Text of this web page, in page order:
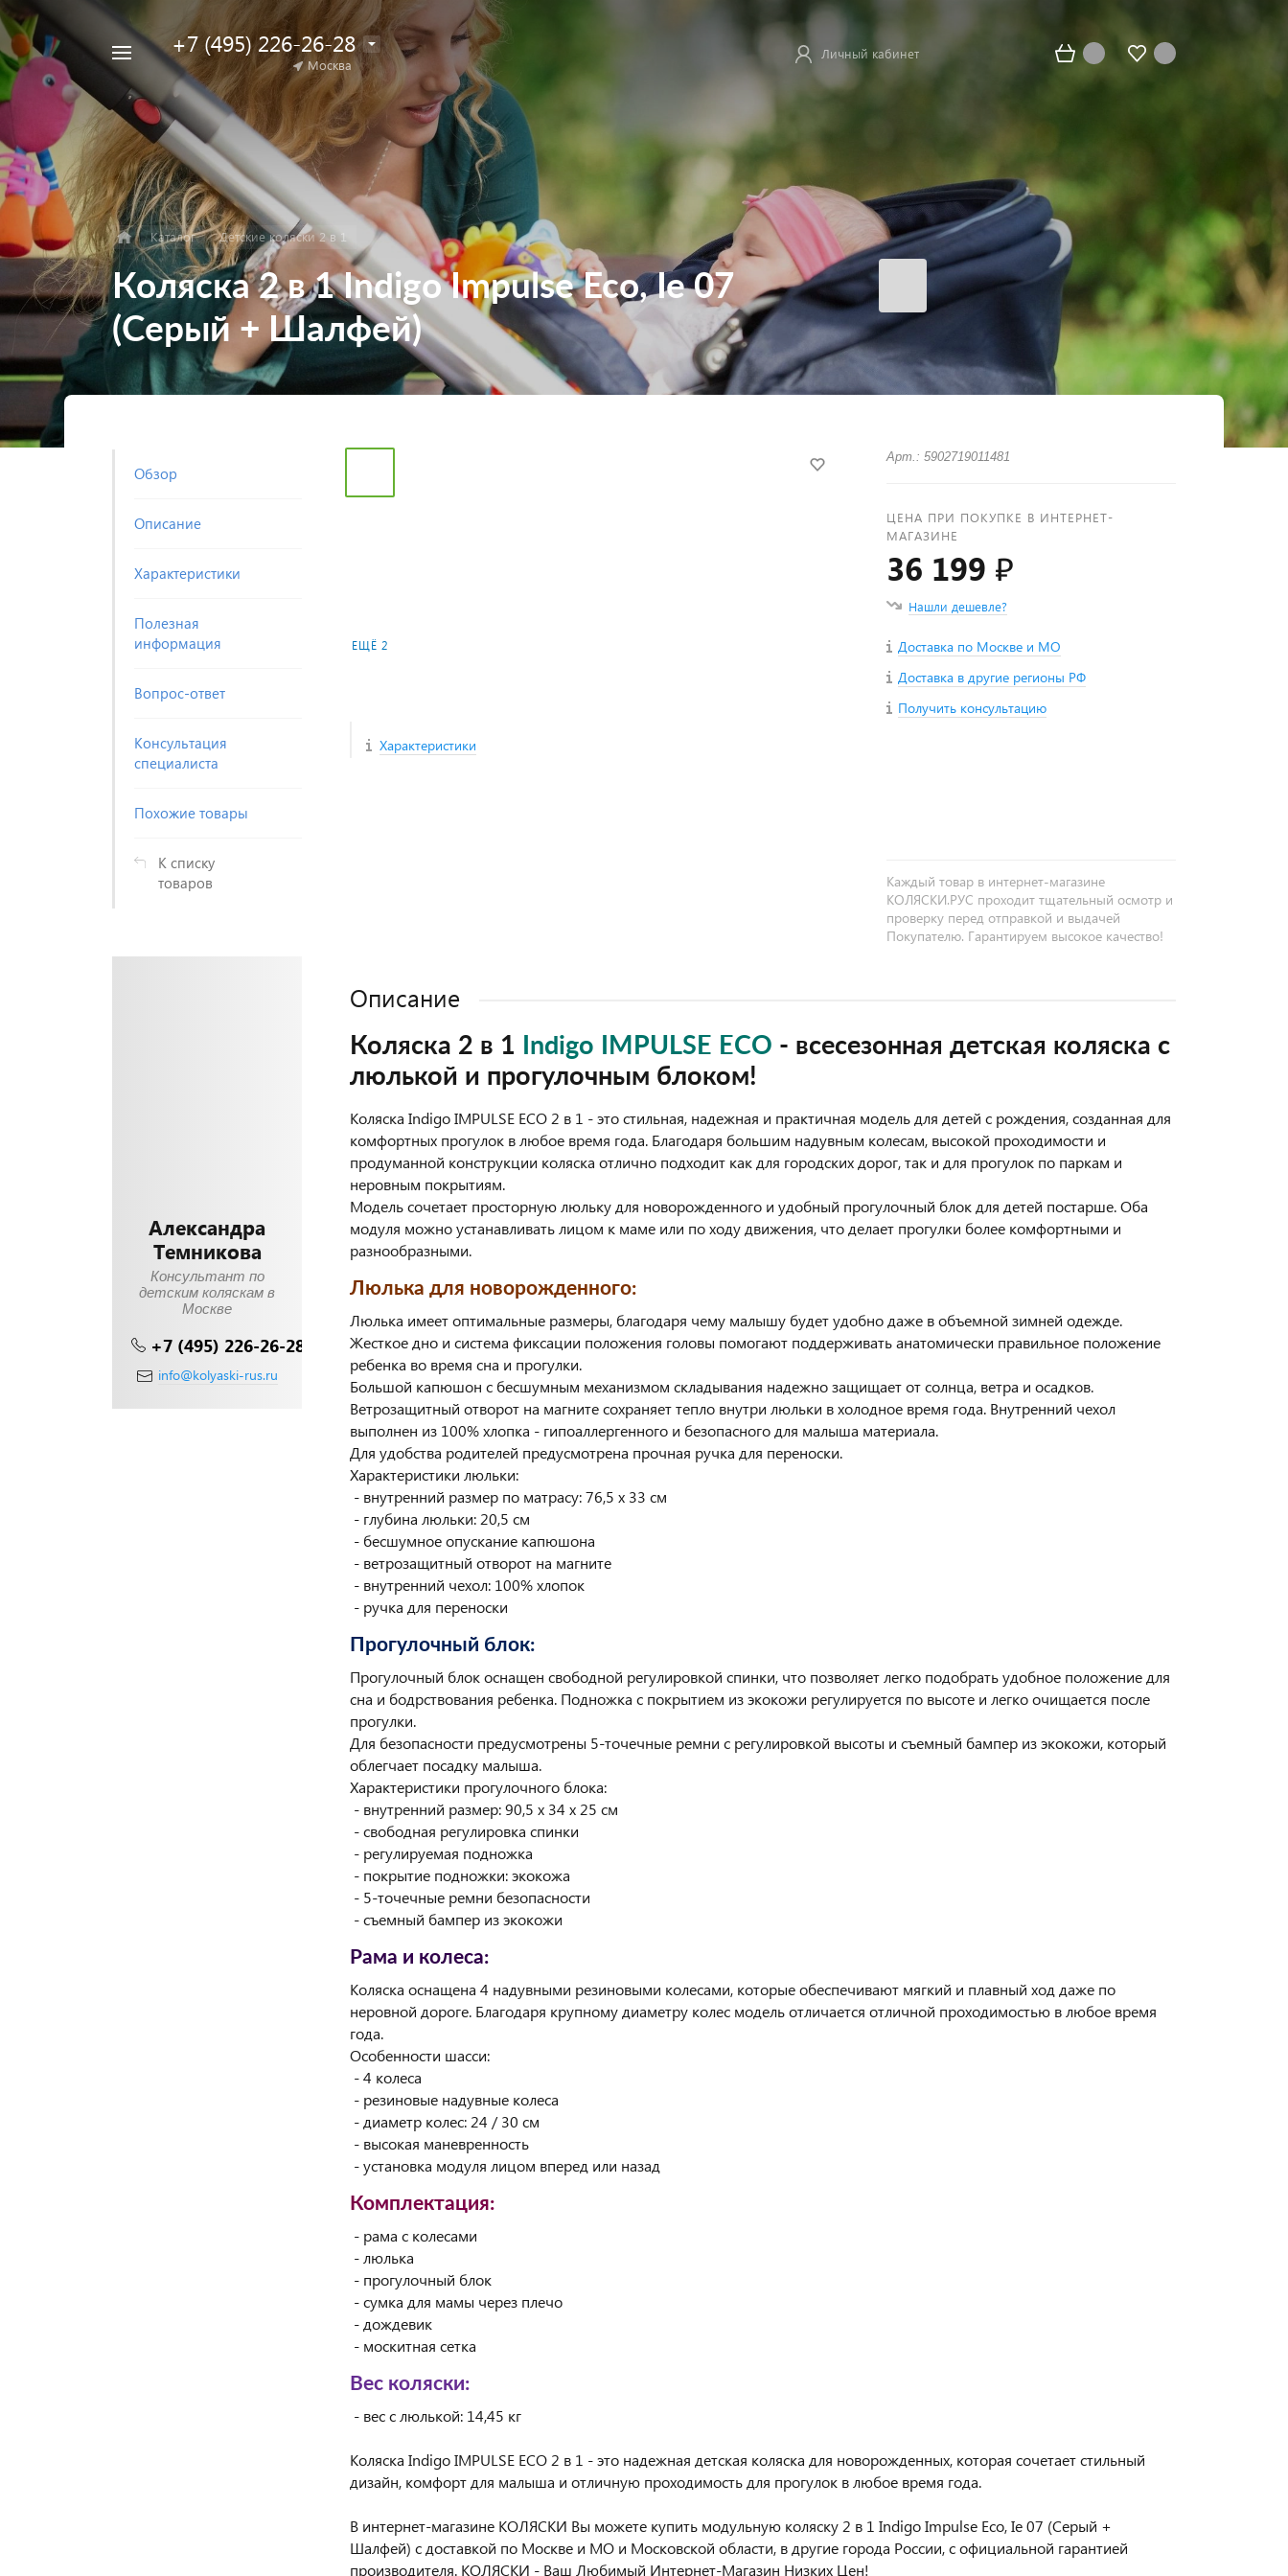
в каталоге
Найти
Например,
коляска
+7 (495) 226-26-28
Москва
Личный кабинет
Каталог Детские коляски 2 в 1
Коляска 2 в 1 Indigo Impulse Eco, Ie 07
(Серый + Шалфей)
Обзор
Описание
Характеристики
Полезная
информация
Вопрос-ответ
Консультация
специалиста
Похожие товары
К списку
товаров
Александра
Темникова
Консультант по
детским коляскам в
Москве
+7 (495) 226-26-28
info@kolyaski-rus.ru
ЕЩЁ 2
Характеристики
Арт.: 5902719011481
ЦЕНА ПРИ ПОКУПКЕ В ИНТЕРНЕТ-
МАГАЗИНЕ
36 199 ₽
Нашли дешевле?
Доставка по Москве и МО
Доставка в другие регионы РФ
Получить консультацию
Каждый товар в интернет-магазине
КОЛЯСКИ.РУС проходит тщательный осмотр и
проверку перед отправкой и выдачей
Покупателю. Гарантируем высокое качество!
Описание
Коляска 2 в 1 Indigo IMPULSE ECO - всесезонная детская коляска с
люлькой и прогулочным блоком!
Коляска Indigo IMPULSE ECO 2 в 1 - это стильная, надежная и практичная модель для детей с рождения, созданная для
комфортных прогулок в любое время года. Благодаря большим надувным колесам, высокой проходимости и
продуманной конструкции коляска отлично подходит как для городских дорог, так и для прогулок по паркам и
неровным покрытиям.
Модель сочетает просторную люльку для новорожденного и удобный прогулочный блок для детей постарше. Оба
модуля можно устанавливать лицом к маме или по ходу движения, что делает прогулки более комфортными и
разнообразными.
Люлька для новорожденного:
Люлька имеет оптимальные размеры, благодаря чему малышу будет удобно даже в объемной зимней одежде.
Жесткое дно и система фиксации положения головы помогают поддерживать анатомически правильное положение
ребенка во время сна и прогулки.
Большой капюшон с бесшумным механизмом складывания надежно защищает от солнца, ветра и осадков.
Ветрозащитный отворот на магните сохраняет тепло внутри люльки в холодное время года. Внутренний чехол
выполнен из 100% хлопка - гипоаллергенного и безопасного для малыша материала.
Для удобства родителей предусмотрена прочная ручка для переноски.
Характеристики люльки:
- внутренний размер по матрасу: 76,5 x 33 см
- глубина люльки: 20,5 см
- бесшумное опускание капюшона
- ветрозащитный отворот на магните
- внутренний чехол: 100% хлопок
- ручка для переноски
Прогулочный блок:
Прогулочный блок оснащен свободной регулировкой спинки, что позволяет легко подобрать удобное положение для
сна и бодрствования ребенка. Подножка с покрытием из экокожи регулируется по высоте и легко очищается после
прогулки.
Для безопасности предусмотрены 5-точечные ремни с регулировкой высоты и съемный бампер из экокожи, который
облегчает посадку малыша.
Характеристики прогулочного блока:
- внутренний размер: 90,5 x 34 x 25 см
- свободная регулировка спинки
- регулируемая подножка
- покрытие подножки: экокожа
- 5-точечные ремни безопасности
- съемный бампер из экокожи
Рама и колеса:
Коляска оснащена 4 надувными резиновыми колесами, которые обеспечивают мягкий и плавный ход даже по
неровной дороге. Благодаря крупному диаметру колес модель отличается отличной проходимостью в любое время
года.
Особенности шасси:
- 4 колеса
- резиновые надувные колеса
- диаметр колес: 24 / 30 см
- высокая маневренность
- установка модуля лицом вперед или назад
Комплектация:
- рама с колесами
- люлька
- прогулочный блок
- сумка для мамы через плечо
- дождевик
- москитная сетка
Вес коляски:
- вес с люлькой: 14,45 кг
Коляска Indigo IMPULSE ECO 2 в 1 - это надежная детская коляска для новорожденных, которая сочетает стильный
дизайн, комфорт для малыша и отличную проходимость для прогулок в любое время года.
В интернет-магазине КОЛЯСКИ Вы можете купить модульную коляску 2 в 1 Indigo Impulse Eco, Ie 07 (Серый +
Шалфей) с доставкой по Москве и МО и Московской области, в другие города России, с официальной гарантией
производителя. КОЛЯСКИ - Ваш Любимый Интернет-Магазин Низких Цен!